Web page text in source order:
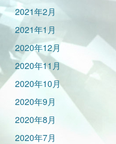
2021年2月
2021年1月
2020年12月
2020年11月
2020年10月
2020年9月
2020年8月
2020年7月